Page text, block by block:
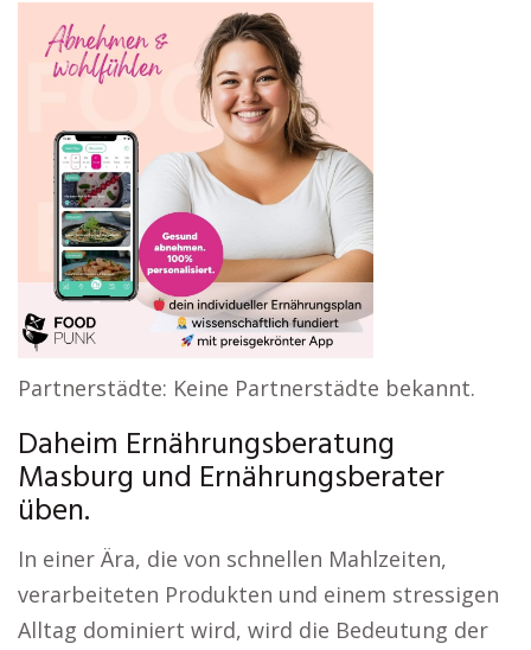
Partnerstädte: Keine Partnerstädte bekannt.
Daheim Ernährungsberatung
Masburg und Ernährungsberater
üben.
In einer Ära, die von schnellen Mahlzeiten,
verarbeiteten Produkten und einem stressigen
Alltag dominiert wird, wird die Bedeutung der